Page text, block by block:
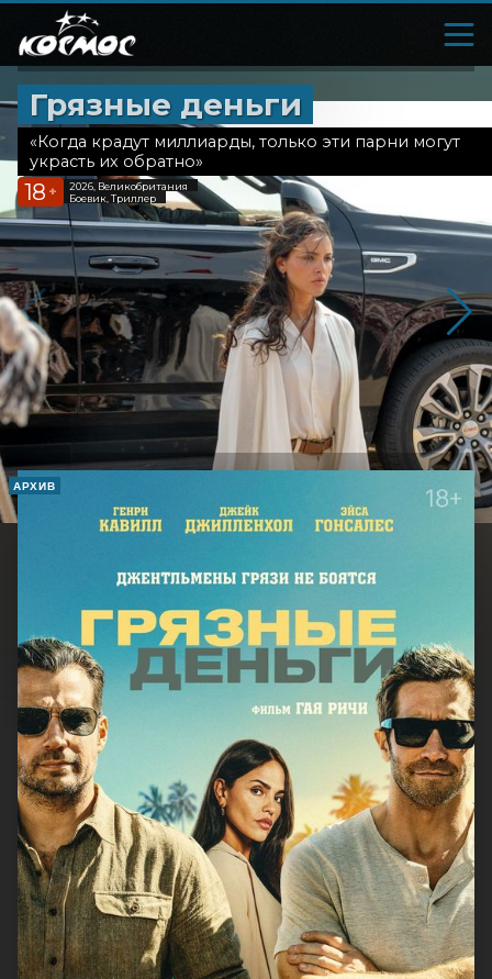
Грязные деньги
«Когда крадут миллиарды, только эти парни могут
украсть их обратно»
18 +
2026, Великобритания
Боевик, Триллер
АРХИВ